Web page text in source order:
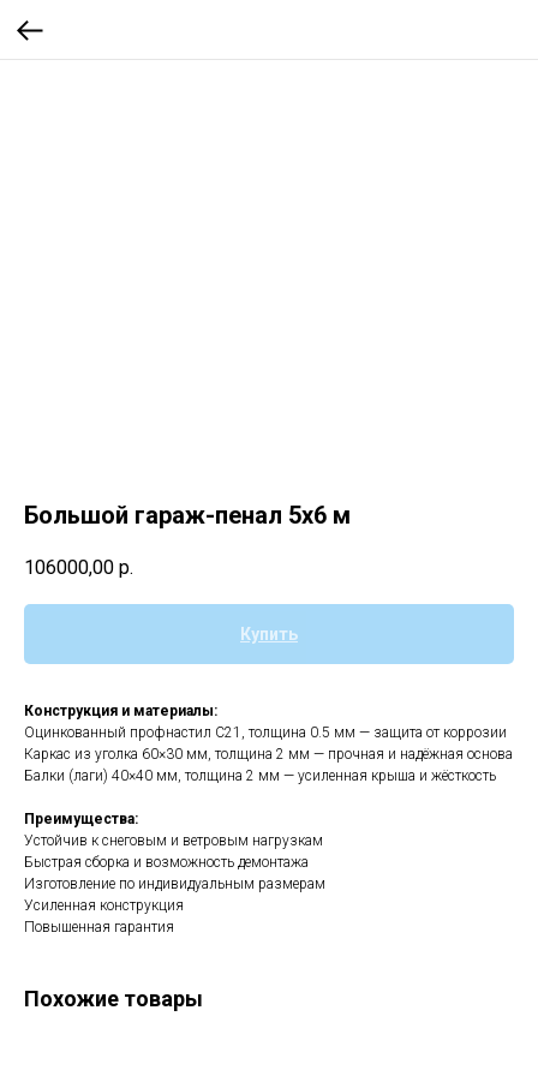
Большой гараж-пенал 5х6 м
106000,00 р.
Купить
Конструкция и материалы:
Оцинкованный профнастил С21, толщина 0.5 мм — защита от коррозии
Каркас из уголка 60×30 мм, толщина 2 мм — прочная и надёжная основа
Балки (лаги) 40×40 мм, толщина 2 мм — усиленная крыша и жёсткость
Преимущества:
Устойчив к снеговым и ветровым нагрузкам
Быстрая сборка и возможность демонтажа
Изготовление по индивидуальным размерам
Усиленная конструкция
Повышенная гарантия
Похожие товары